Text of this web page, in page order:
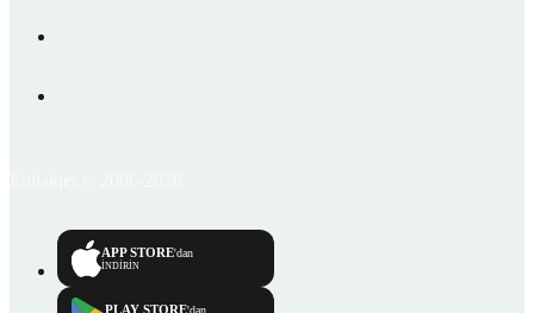
APP STORE'dan
İNDİRİN
PLAY STORE'dan